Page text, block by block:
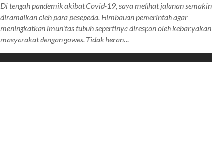
Di tengah pandemik akibat Covid-19, saya melihat jalanan semakin
diramaikan oleh para pesepeda. Himbauan pemerintah agar
meningkatkan imunitas tubuh sepertinya direspon oleh kebanyakan
masyarakat dengan gowes. Tidak heran…